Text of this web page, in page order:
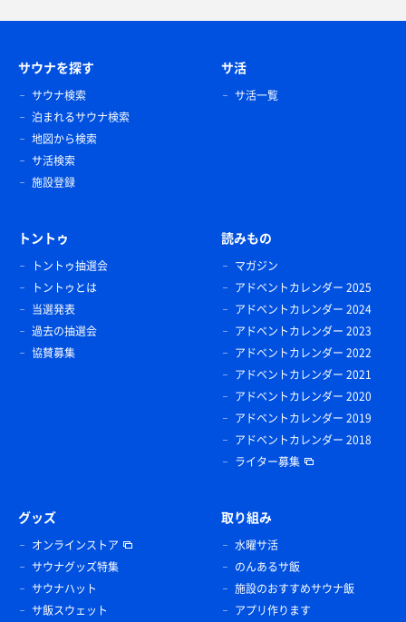
サウナを探す
サウナ検索
泊まれるサウナ検索
地図から検索
サ活検索
施設登録
サ活
サ活一覧
トントゥ
トントゥ抽選会
トントゥとは
当選発表
過去の抽選会
協賛募集
読みもの
マガジン
アドベントカレンダー 2025
アドベントカレンダー 2024
アドベントカレンダー 2023
アドベントカレンダー 2022
アドベントカレンダー 2021
アドベントカレンダー 2020
アドベントカレンダー 2019
アドベントカレンダー 2018
ライター募集
グッズ
オンラインストア
サウナグッズ特集
サウナハット
サ飯スウェット
取り組み
水曜サ活
のんあるサ飯
施設のおすすめサウナ飯
アプリ作ります